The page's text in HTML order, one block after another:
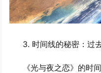
3. 时间线的秘密：过
《光与夜之恋》的时